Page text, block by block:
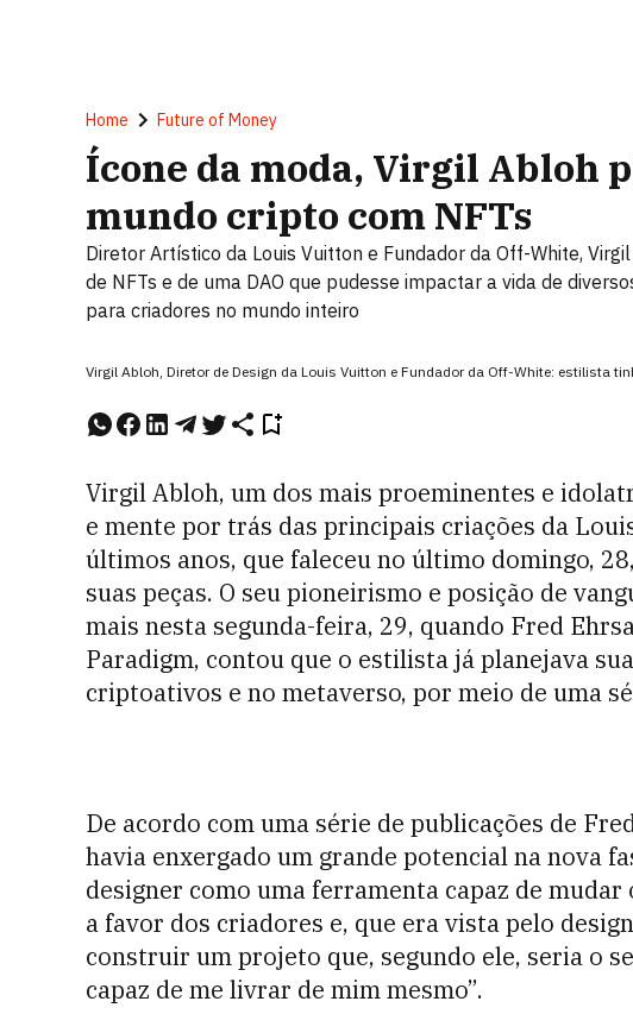
Home Future of Money
Ícone da moda, Virgil Abloh
mundo cripto com NFTs
Diretor Artístico da Louis Vuitton e Fundador da Off-White,
de NFTs e de uma DAO que pudesse impactar a vida de
para criadores no mundo inteiro
Virgil Abloh, Diretor de Design da Louis Vuitton e Fundador da Off-White: estilista
Virgil Abloh, um dos mais proeminentes e
e mente por trás das principais criações da
últimos anos, que faleceu no último domingo,
suas peças. O seu pioneirismo e posição de
mais nesta segunda-feira, 29, quando Fred
Paradigm, contou que o estilista já planejava
criptoativos e no metaverso, por meio de uma
De acordo com uma série de publicações de
havia enxergado um grande potencial na nova
designer como uma ferramenta capaz de
a favor dos criadores e, que era vista pelo
construir um projeto que, segundo ele, seria o
capaz de me livrar de mim mesmo”.